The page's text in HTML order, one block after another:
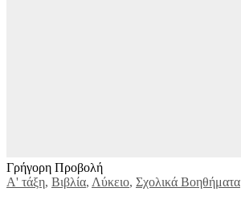
Γρήγορη Προβολή
Α' τάξη, Βιβλία, Λύκειο, Σχολικά Βοηθήματα